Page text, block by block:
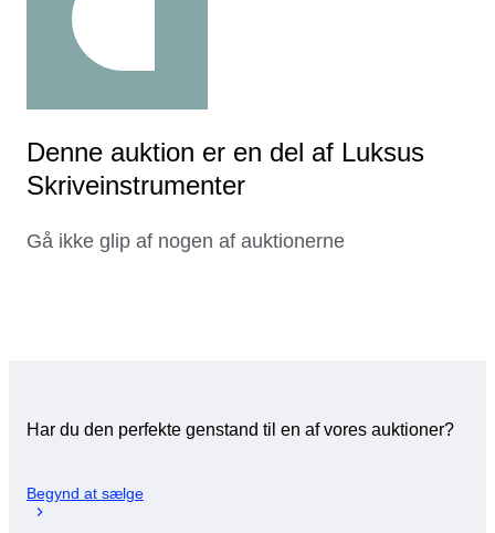
Denne auktion er en del af Luksus
Skriveinstrumenter
Gå ikke glip af nogen af auktionerne
Har du den perfekte genstand til en af vores auktioner?
Begynd at sælge